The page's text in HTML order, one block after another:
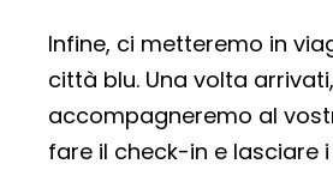
Infine, ci metteremo in
città blu. Una volta
accompagneremo al
fare il check-in e lasciare